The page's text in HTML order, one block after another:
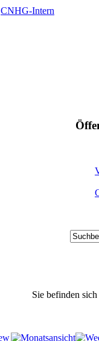
CNHG-Intern
Sie befinden